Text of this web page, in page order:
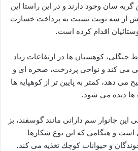
سان وجود دارند و در این راستا این
از سه نوبت نسبت به پرداخت خسارت
اقدام کرده است.
جنگلی، كوهستان ها در ارتفاعات زیاد
۵۰۰ متر زندگی می كند و نواحی پردرخت، صخره ای و
می دهد، كمتر به پایین تر از كوهپایه ها
ها دیده می شود.
جانوار سم دارانی مانند گوسفند، بز
و هنگامی كه این نوع شكارها
و حیوانات كوچك تغذیه می كند.